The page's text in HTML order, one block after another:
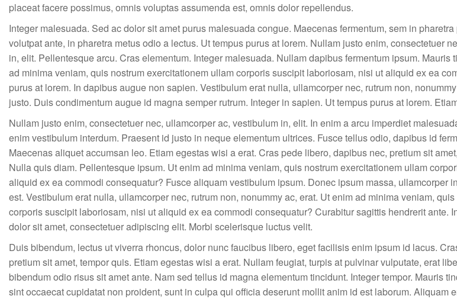
placeat facere possimus, omnis voluptas assumenda est, omnis dolor repellendus.
Integer malesuada. Sed ac dolor sit amet purus malesuada congue. Maecenas fermentum, sem in
volutpat ante, in pharetra metus odio a lectus. Ut tempus purus at lorem. Nullam justo enim, consectetuer
in, elit. Pellentesque arcu. Cras elementum. Integer malesuada. Nullam dapibus fermentum ipsum. Mauris
ad minima veniam, quis nostrum exercitationem ullam corporis suscipit laboriosam, nisi ut aliquid ex ea
purus at lorem. In dapibus augue non sapien. Vestibulum erat nulla, ullamcorper nec, rutrum non,
justo. Duis condimentum augue id magna semper rutrum. Integer in sapien. Ut tempus purus at lorem.
Nullam justo enim, consectetuer nec, ullamcorper ac, vestibulum in, elit. In enim a arcu imperdiet
enim vestibulum interdum. Praesent id justo in neque elementum ultrices. Fusce tellus odio, dapibus id
Maecenas aliquet accumsan leo. Etiam egestas wisi a erat. Cras pede libero, dapibus nec, pretium sit
Nulla quis diam. Pellentesque ipsum. Ut enim ad minima veniam, quis nostrum exercitationem ullam
aliquid ex ea commodi consequatur? Fusce aliquam vestibulum ipsum. Donec ipsum massa, ullamcorper
est. Vestibulum erat nulla, ullamcorper nec, rutrum non, nonummy ac, erat. Ut enim ad minima veniam,
corporis suscipit laboriosam, nisi ut aliquid ex ea commodi consequatur? Curabitur sagittis hendrerit ante.
dolor sit amet, consectetuer adipiscing elit. Morbi scelerisque luctus velit.
Duis bibendum, lectus ut viverra rhoncus, dolor nunc faucibus libero, eget facilisis enim ipsum id lacus.
pretium sit amet, tempor quis. Etiam egestas wisi a erat. Nullam feugiat, turpis at pulvinar vulputate, erat
bibendum odio risus sit amet ante. Nam sed tellus id magna elementum tincidunt. Integer tempor. Mauris
sint occaecat cupidatat non proident, sunt in culpa qui officia deserunt mollit anim id est laborum. Aliquam